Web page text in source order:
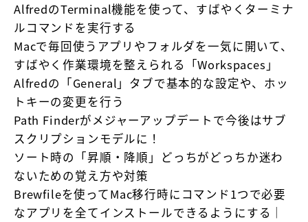
AlfredのTerminal機能を使って、すばやくターミナ
ルコマンドを実行する
Macで毎回使うアプリやフォルダを一気に開いて、
すばやく作業環境を整えられる「Workspaces」
Alfredの「General」タブで基本的な設定や、ホッ
トキーの変更を行う
Path Finderがメジャーアップデートで今後はサブ
スクリプションモデルに！
ソート時の「昇順・降順」どっちがどっちか迷わ
ないための覚え方や対策
Brewfileを使ってMac移行時にコマンド1つで必要
なアプリを全てインストールできるようにする｜